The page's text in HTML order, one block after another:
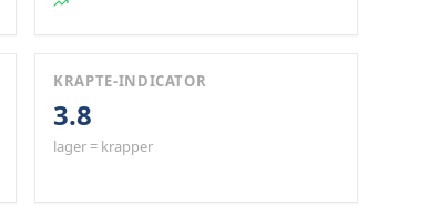
KRAPTE-INDICATOR
3.8
lager = krapper